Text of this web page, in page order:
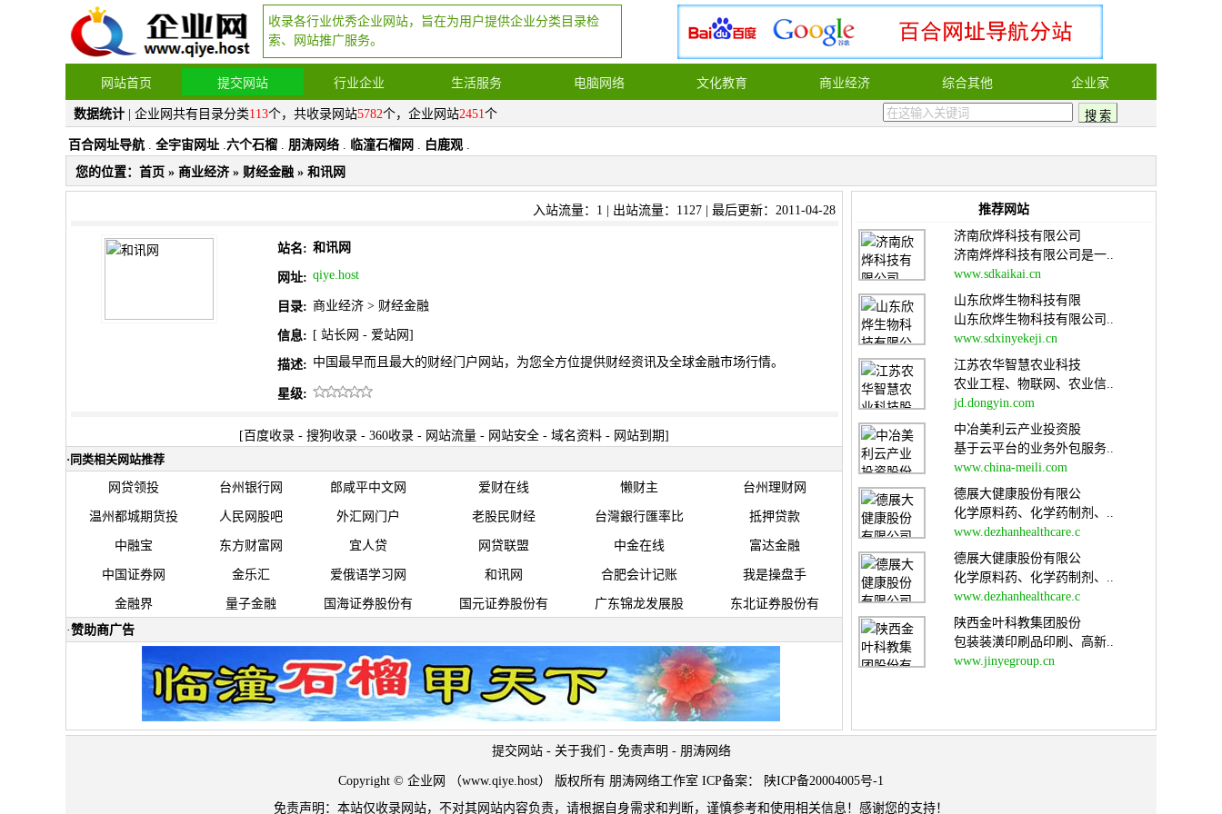
收录各行业优秀企业网站，旨在为用户提供企业分类目录检
索、网站推广服务。
网站首页 提交网站 行业企业 生活服务 电脑网络 文化教育 商业经济 综合其他 企业家
数据统计 | 企业网共有目录分类113个，共收录网站5782个，企业网站2451个
百合网址导航 . 全宇宙网址 .六个石榴 . 朋涛网络 . 临潼石榴网 . 白鹿观 .
您的位置： 首页 » 商业经济» 财经金融 » 和讯网
入站流量：1 | 出站流量：1127 | 最后更新：2011-04-28
站名: 和讯网
网址: qiye.host
目录: 商业经济 > 财经金融
信息: [ 站长网 - 爱站网 ]
描述: 中国最早而且最大的财经门户网站，为您全方位提供财经资讯及全球金融市场行情。
星级:
[ 百度收录 - 搜狗收录 - 360收录 - 网站流量 - 网站安全 - 域名资料 - 网站到期]
· 同类相关网站推荐
网贷领投 台州银行网 郎咸平中文网 爱财在线 懒财主 台州理财网
温州都城期货投 人民网股吧 外汇网门户 老股民财经 台灣銀行匯率比 抵押贷款
中融宝 东方财富网 宜人贷 网贷联盟 中金在线 富达金融
中国证券网 金乐汇 爱俄语学习网 和讯网 合肥会计记账 我是操盘手
金融界 量子金融 国海证券股份有 国元证券股份有 广东锦龙发展股
东北证券股份有
·赞助商广告
推荐网站
济南欣烨科技有限公司
济南烨烨科技有限公司是一..
www.sdkaikai.cn
山东欣烨生物科技有限
山东欣烨生物科技有限公司..
www.sdxinyekeji.cn
江苏农华智慧农业科技
农业工程、物联网、农业信..
jd.dongyin.com
中冶美利云产业投资股
基于云平台的业务外包服务..
www.china-meili.com
德展大健康股份有限公
化学原料药、化学药制剂、..
www.dezhanhealthcare.c
德展大健康股份有限公
化学原料药、化学药制剂、..
www.dezhanhealthcare.c
陕西金叶科教集团股份
包装装潢印刷品印刷、高新..
www.jinyegroup.cn
提交网站 - 关于我们 - 免责声明 - 朋涛网络
Copyright © 企业网 （www.qiye.host） 版权所有 朋涛网络工作室 ICP备案：
陕ICP备20004005号-1
免责声明：本站仅收录网站，不对其网站内容负责，请根据自身需求和判断，谨慎参考和使用相关信息！感谢您的支持！